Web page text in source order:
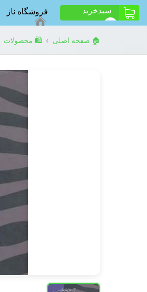
سبد‌خرید فروشگاه ناز
🏠 صفحه اصلی › 🛍️ محصولات